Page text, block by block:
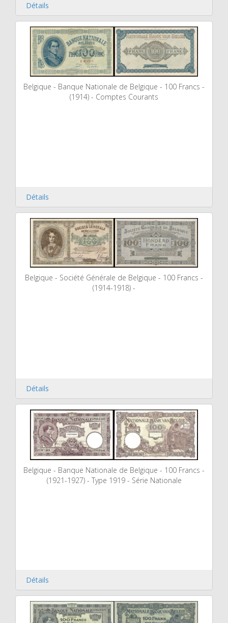
Détails
Belgique - Banque Nationale de Belgique - 100 Francs -
(1914) - Comptes Courants
Détails
Belgique - Société Générale de Belgique - 100 Francs -
(1914-1918) -
Détails
Belgique - Banque Nationale de Belgique - 100 Francs -
(1921-1927) - Type 1919 - Série Nationale
Détails